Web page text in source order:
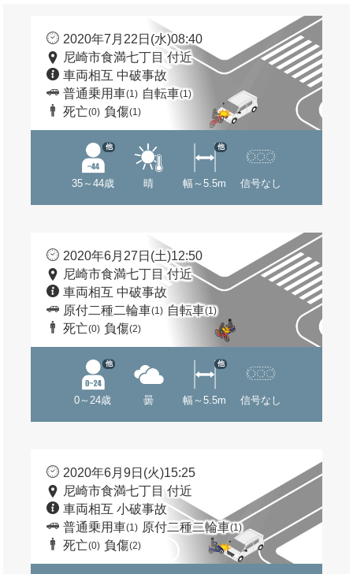
2020年7月22日(水)08:40
尼崎市食満七丁目 付近
車両相互 中破事故
普通乗用車(1) 自転車(1)
死亡(0) 負傷(1)
35～44歳
他
晴 幅～5.5m
他
信号なし
2020年6月27日(土)12:50
尼崎市食満七丁目 付近
車両相互 中破事故
原付二種二輪車(1) 自転車(1)
死亡(0) 負傷(2)
0～24歳
他
曇 幅～5.5m
他
信号なし
2020年6月9日(火)15:25
尼崎市食満七丁目 付近
車両相互 小破事故
普通乗用車(1) 原付二種二輪車(1)
死亡(0) 負傷(2)